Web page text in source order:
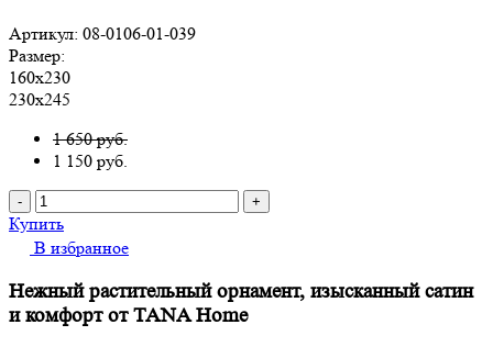
Артикул: 08-0106-01-039
Размер:
160х230
230х245
1 650 руб.
1 150 руб.
- +
Купить
В избранное
Нежный растительный орнамент, изысканный сатин
и комфорт от TANA Home